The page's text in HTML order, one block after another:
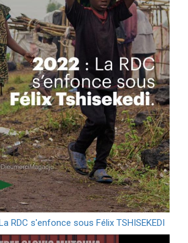
RDC s'enfonce sous Félix TSHISEKEDI